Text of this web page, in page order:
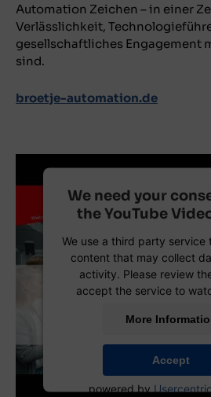
Automation Zeichen – in einer
Verlässlichkeit,
gesellschaftliches Engagement
sind.
broetje-automation.de
We need your
the YouTube
We use a third party service
content that may collect
activity. Please review
accept the service to
More
Accept
powered by
Factory of the Future